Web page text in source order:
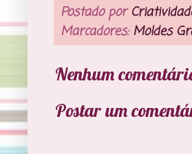
Postado por
Marcadores: Moldes
Nenhum
Postar um